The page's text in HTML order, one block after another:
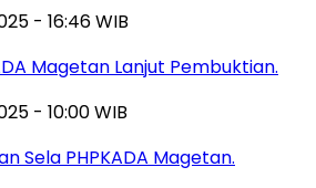
- 16:46 WIB
Magetan Lanjut Pembuktian.
- 10:00 WIB
Sela PHPKADA Magetan.